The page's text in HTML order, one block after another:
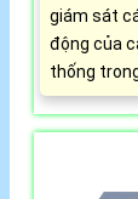
giám sát
động của
thống